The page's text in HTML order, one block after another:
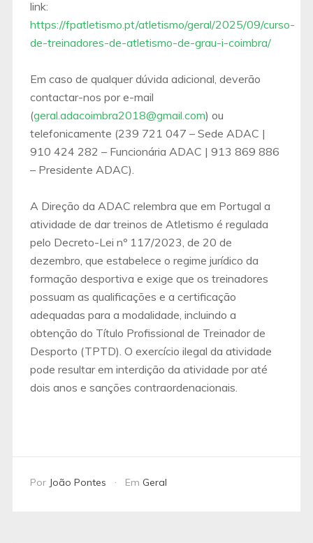
link:
https://fpatletismo.pt/atletismo/geral/2025/09/curso-
de-treinadores-de-atletismo-de-grau-i-coimbra/
Em caso de qualquer dúvida adicional, deverão
contactar-nos por e-mail
(geral.adacoimbra2018@gmail.com) ou
telefonicamente (239 721 047 – Sede ADAC |
910 424 282 – Funcionária ADAC | 913 869 886
– Presidente ADAC).
A Direção da ADAC relembra que em Portugal a
atividade de dar treinos de Atletismo é regulada
pelo Decreto-Lei nº 117/2023, de 20 de
dezembro, que estabelece o regime jurídico da
formação desportiva e exige que os treinadores
possuam as qualificações e a certificação
adequadas para a modalidade, incluindo a
obtenção do Título Profissional de Treinador de
Desporto (TPTD). O exercício ilegal da atividade
pode resultar em interdição da atividade por até
dois anos e sanções contraordenacionais.
Por João Pontes Em Geral